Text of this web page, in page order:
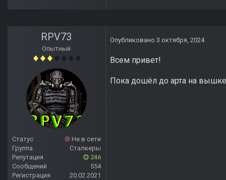
RPV73
Опытный
Статус
Не в сети
Группа
Сталкеры
Репутация
246
Сообщений
554
Регистрация
20.02.2021
Опубликовано 3 октября, 2024
Всем привет!
Пока дошёл до арта на